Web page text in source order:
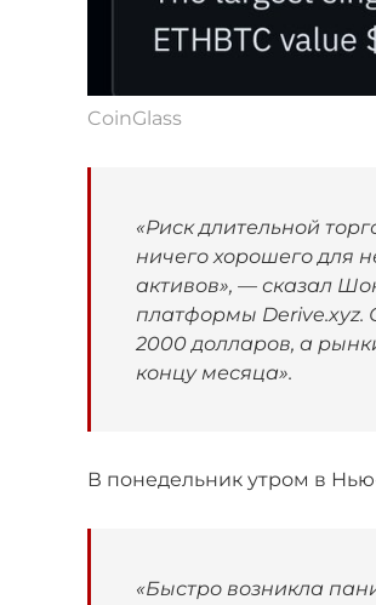
CoinGlass
«Риск длительной
ничего хорошего для
активов», — сказал
платформы Derive.xyz.
2000 долларов, а
концу месяца».
В понедельник утром в
«Быстро возникла